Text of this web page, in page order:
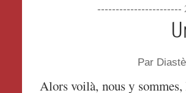
-----------------------
Par
Alors voilà, nous y sommes,